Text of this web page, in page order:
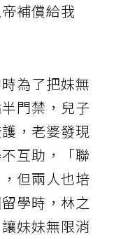
補償給我
為了把妹無
門禁，兒子
，老婆發現
互助，「聯
但兩人也培
學時，林之
妹妹無限消